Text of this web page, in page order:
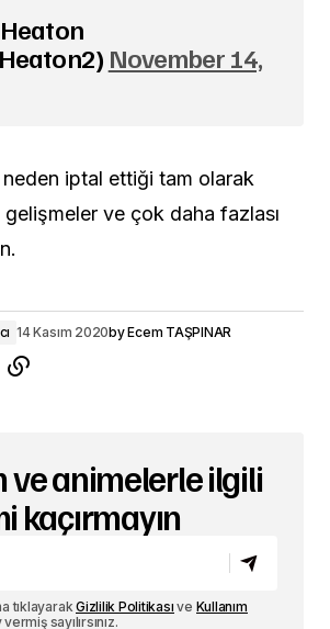
November 14,
iptal ettiği tam olarak
ve çok daha fazlası
14 Kasım 2020byEcem TAŞPINAR
ve animelerle ilgili
kaçırmayın
tıklayarakGizlilik Politikası ve Kullanım
sayılırsınız.